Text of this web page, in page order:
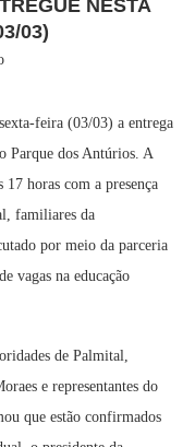
NESTA
03)
feira (03/03) a entrega
Parque dos Antúrios. A
horas com a presença
familiares da
por meio da parceria
vagas na educação
de Palmital,
e representantes do
que estão confirmados